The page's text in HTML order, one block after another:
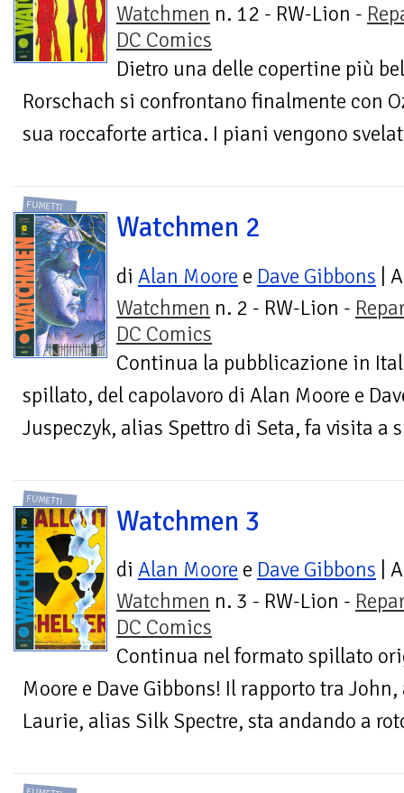
Watchmen n. 12 - RW-Lion -
DC Comics
Dietro una delle copertine più
Rorschach si confrontano finalmente con
sua roccaforte artica. I piani vengono
FUMETTI
Watchmen 2
di Alan Moore e Dave Gibbons |
Watchmen n. 2 - RW-Lion -
DC Comics
Continua la pubblicazione in
spillato, del capolavoro di Alan Moore e
Juspeczyk, alias Spettro di Seta, fa visita a
FUMETTI
Watchmen 3
di Alan Moore e Dave Gibbons |
Watchmen n. 3 - RW-Lion -
DC Comics
Continua nel formato spillato
Moore e Dave Gibbons! Il rapporto tra
Laurie, alias Silk Spectre, sta andando a